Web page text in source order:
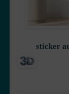
sticker